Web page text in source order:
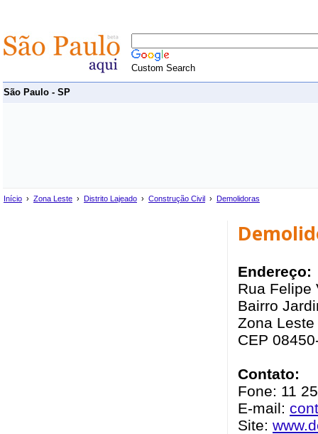
Custom Search
São Paulo - SP
Início › Zona Leste › Distrito Lajeado › Construção Civil › Demolidoras
Endereço:
Rua Felipe
Bairro
Zona
CEP
Contato:
Fone: 11
E-mail:
Site: